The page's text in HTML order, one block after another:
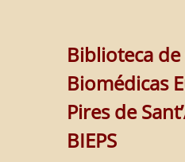
Biblioteca de
Biomédicas
Pires de
BIEPS